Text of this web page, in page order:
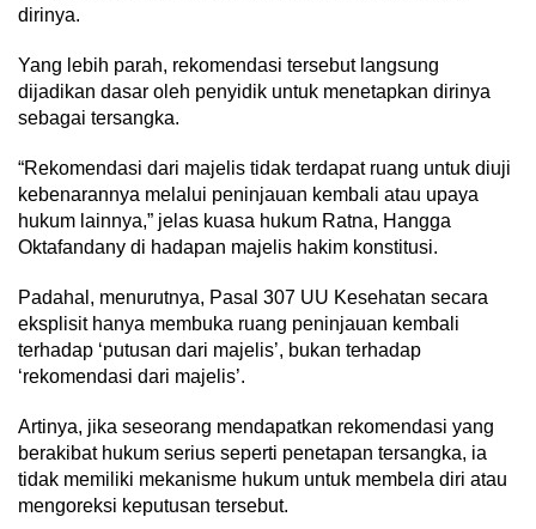
dirinya.
Yang lebih parah, rekomendasi tersebut langsung
dijadikan dasar oleh penyidik untuk menetapkan dirinya
sebagai tersangka.
“Rekomendasi dari majelis tidak terdapat ruang untuk diuji
kebenarannya melalui peninjauan kembali atau upaya
hukum lainnya,” jelas kuasa hukum Ratna, Hangga
Oktafandany di hadapan majelis hakim konstitusi.
Padahal, menurutnya, Pasal 307 UU Kesehatan secara
eksplisit hanya membuka ruang peninjauan kembali
terhadap ‘putusan dari majelis’, bukan terhadap
‘rekomendasi dari majelis’.
Artinya, jika seseorang mendapatkan rekomendasi yang
berakibat hukum serius seperti penetapan tersangka, ia
tidak memiliki mekanisme hukum untuk membela diri atau
mengoreksi keputusan tersebut.